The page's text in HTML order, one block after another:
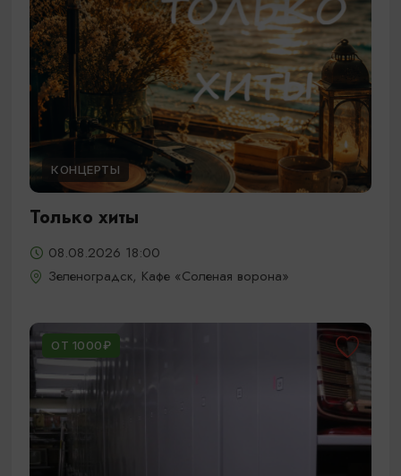
КОНЦЕРТЫ
Только хиты
08.08.2026 18:00
Зеленоградск, Кафе «Соленая ворона»
ОТ 1000₽